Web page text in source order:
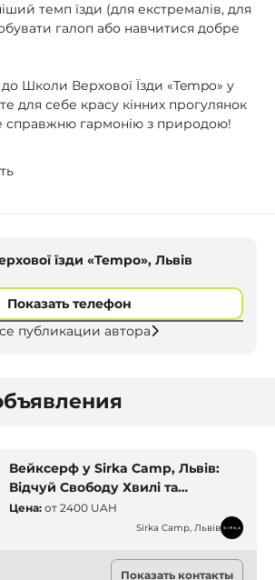
темп їзди (для екстремалів, для
галоп або навчитися добре
Школи Верхової Їзди «Tempo» у
для себе красу кінних прогулянок
справжню гармонію з природою!
їзди «Tempo», Львів
Показать телефон
публикации автора
Вейксерф у Sirka Camp, Львів:
Відчуй Свободу Хвилі та
Адреналін на Воді
Цена: от 2400 UAH
Sirka Camp, Львів
Показать контакты